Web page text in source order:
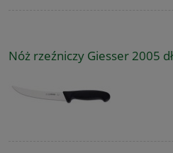
Nóż rzeźniczy Giesser 2005